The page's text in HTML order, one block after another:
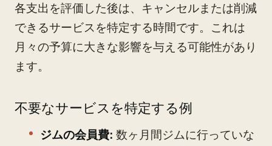
各支出を評価した後は、キャンセルまたは削減
できるサービスを特定する時間です。これは
月々の予算に大きな影響を与える可能性があり
ます。
不要なサービスを特定する例
ジムの会員費: 数ヶ月間ジムに行っていな